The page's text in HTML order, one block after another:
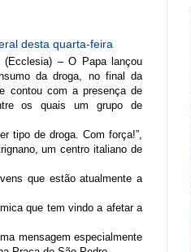
desta quarta-feira
(Ecclesia) – O Papa lançou
da droga, no final da
contou com a presença de
os quais um grupo de
tipo de droga. Com força!”,
um centro italiano de
que estão atualmente a
que tem vindo a afetar a
mensagem especialmente